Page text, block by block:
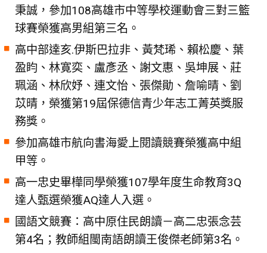
秉誠，參加108高雄市中等學校運動會三對三籃
球賽榮獲高男組第三名。
高中部達亥.伊斯巴拉非、黃梵琋、賴松慶、葉
盈盷、林寛奕、盧彥丞、謝文惠、吳坤展、莊
珮涵、林欣妤、連文怡、張傑勛、詹喻晴、劉
苡晴，榮獲第19屆保德信青少年志工菁英獎服
務獎。
參加高雄市航向書海愛上閱讀競賽榮獲高中組
甲等。
高一忠史畢樺同學榮獲107學年度生命教育3Q
達人甄選榮獲AQ達人入選。
國語文競賽：高中原住民朗讀－高二忠張念芸
第4名；教師組閩南語朗讀王俊傑老師第3名。